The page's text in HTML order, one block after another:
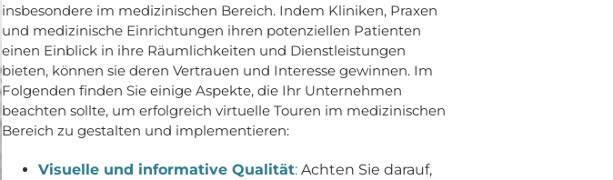
insbesondere im medizinischen Bereich. Indem Kliniken, Praxen
und medizinische Einrichtungen ihren potenziellen Patienten
einen Einblick in ihre Räumlichkeiten und Dienstleistungen
bieten, können sie deren Vertrauen und Interesse gewinnen. Im
Folgenden finden Sie einige Aspekte, die Ihr Unternehmen
beachten sollte, um erfolgreich virtuelle Touren im medizinischen
Bereich zu gestalten und implementieren:
Visuelle und informative Qualität:Achten Sie darauf,